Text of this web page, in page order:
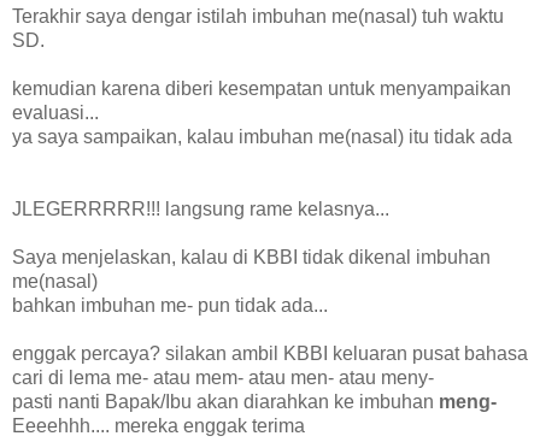
Terakhir saya dengar istilah imbuhan me(nasal) tuh waktu
SD.
kemudian karena diberi kesempatan untuk menyampaikan
evaluasi...
ya saya sampaikan, kalau imbuhan me(nasal) itu tidak ada
JLEGERRRRR!!! langsung rame kelasnya...
Saya menjelaskan, kalau di KBBI tidak dikenal imbuhan
me(nasal)
bahkan imbuhan me- pun tidak ada...
enggak percaya? silakan ambil KBBI keluaran pusat bahasa
cari di lema me- atau mem- atau men- atau meny-
pasti nanti Bapak/Ibu akan diarahkan ke imbuhan meng-
Eeeehhh.... mereka enggak terima